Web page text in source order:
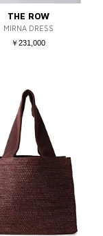
THE ROW
MIRNA DRESS
￥231,000